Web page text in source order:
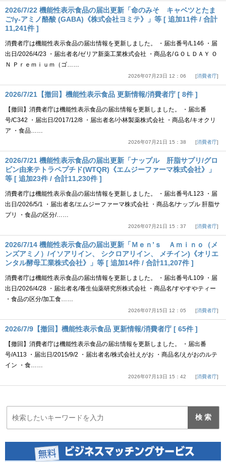
2026/7/22 機能性表示食品の届出更新「命のみそ キャベツとたま
ご/γ-アミノ酪酸 (GABA)《株式会社ヨミテ》」等 [ 追加11件 / 合計
11,241件 ]
消費者庁は機能性表示食品の届出情報を更新しました。 ・届出番号/L146 ・届
出日/2026/4/23 ・届出者名/ゼリア新薬工業株式会社 ・商品名/ＧＯＬＤＡＹ Ｏ
Ｎ Ｐｒｅｍｉｕｍ（ゴ……
2026年07月23日 12：06 消費者庁
2026/7/21【撤回】機能性表示食品 更新情報/消費者庁 [ 8件 ]
【撤回】消費者庁は機能性表示食品の届出情報を更新しました。 ・届出番
号/C342 ・届出日/2017/12/8 ・届出者名/小林製薬株式会社 ・商品名/キオクリ
ア ・食品……
2026年07月21日 15：38 消費者庁
2026/7/21 機能性表示食品の届出更新「ナップル 肝脂サプリ/グロ
ビン由来テトラペプチド(WTQR)《エムジーファーマ株式会社》」
等 [ 追加23件 / 合計11,230件 ]
消費者庁は機能性表示食品の届出情報を更新しました。 ・届出番号/L123 ・届
出日/2026/5/1 ・届出者名/エムジーファーマ株式会社 ・商品名/ナップル 肝脂サ
プリ ・食品の区分/……
2026年07月21日 15：37 消費者庁
2026/7/14 機能性表示食品の届出更新「Ｍｅｎ’ｓ Ａｍｉｎｏ（メ
ンズアミノ）/イソアリイン、 シクロアリイン、 メチイン)《オリエ
ンタル酵母工業株式会社》」等 [ 追加14件 / 合計11,207件 ]
消費者庁は機能性表示食品の届出情報を更新しました。 ・届出番号/L109 ・届
出日/2026/4/28 ・届出者名/養生仙薬研究所株式会社 ・商品名/すやすやティー
・食品の区分/加工食……
2026年07月15日 12：05 消費者庁
2026/7/9【撤回】機能性表示食品 更新情報/消費者庁 [ 65件 ]
【撤回】消費者庁は機能性表示食品の届出情報を更新しました。 ・届出番
号/A113 ・届出日/2015/9/2 ・届出者名/株式会社えがお ・商品名/えがおのルテ
イン ・食……
2026年07月13日 15：42 消費者庁